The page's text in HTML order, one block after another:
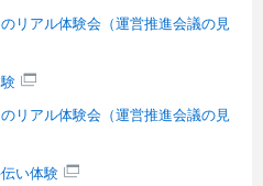
リアル体験会（運営推進会議の見
リアル体験会（運営推進会議の見
い体験